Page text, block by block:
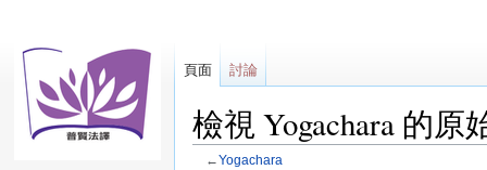
檢視 Yogachara 的原
←Yogachara
頁面 討論